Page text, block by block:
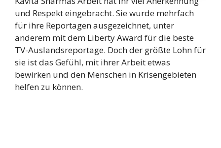
und Respekt eingebracht. Sie wurde mehrfach
für ihre Reportagen ausgezeichnet, unter
anderem mit dem Liberty Award für die beste
TV-Auslandsreportage. Doch der größte Lohn für
sie ist das Gefühl, mit ihrer Arbeit etwas
bewirken und den Menschen in Krisengebieten
helfen zu können.